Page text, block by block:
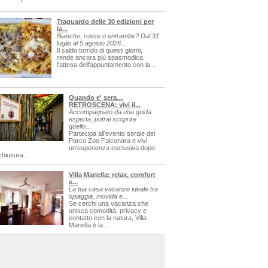
Traguardo delle 30 edizioni per
la...
Bianche, rosse o entrambe? Dal 31
luglio al 5 agosto 2026...
Il caldo torrido di questi giorni,
rende ancora più spasmodica
l'attesa dell'appuntamento con la...
Quando e' sera…
RETROSCENA: vivi il...
Accompagnato da una guida
esperta, potrai scoprire
quello...
Partecipa all'evento serale del
Parco Zoo Falconara e vivi
un'esperienza esclusiva dopo
Villa Mariella: relax, comfort
e...
La tua casa vacanze ideale tra
spiaggia, movida e...
Se cerchi una vacanza che
unisca comodità, privacy e
contatto con la natura, Villa
Mariella è la...